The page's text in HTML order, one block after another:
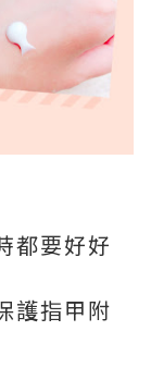
都要好好
護指甲附